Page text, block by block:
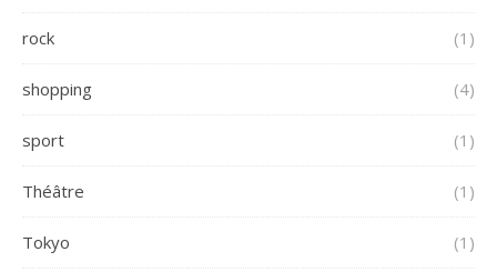
rock (1)
shopping (4)
sport (1)
Théâtre (1)
Tokyo (1)